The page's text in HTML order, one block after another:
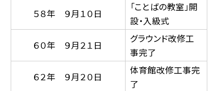
５８年 ９月１０日
「ことばの教室」開
設・入級式
６０年 ９月２１日
グラウンド改修工
事完了
６２年 ９月２０日
体育館改修工事完
了